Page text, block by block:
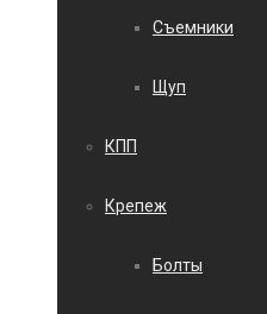
Съемники
Щуп
КПП
Крепеж
Болты